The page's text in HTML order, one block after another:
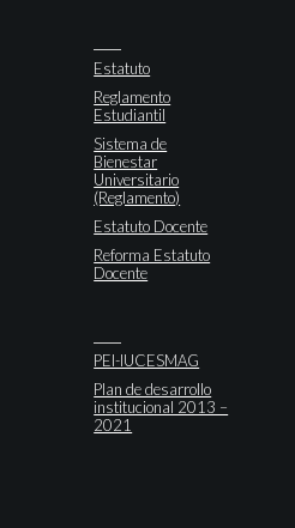
Estatuto
Reglamento
Estudiantil
Sistema de
Bienestar
Universitario
(Reglamento)
Estatuto Docente
Reforma Estatuto
Docente
PEI-IUCESMAG
Plan de desarrollo
institucional 2013 –
2021